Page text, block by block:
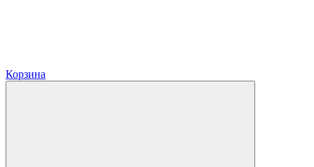
Корзина